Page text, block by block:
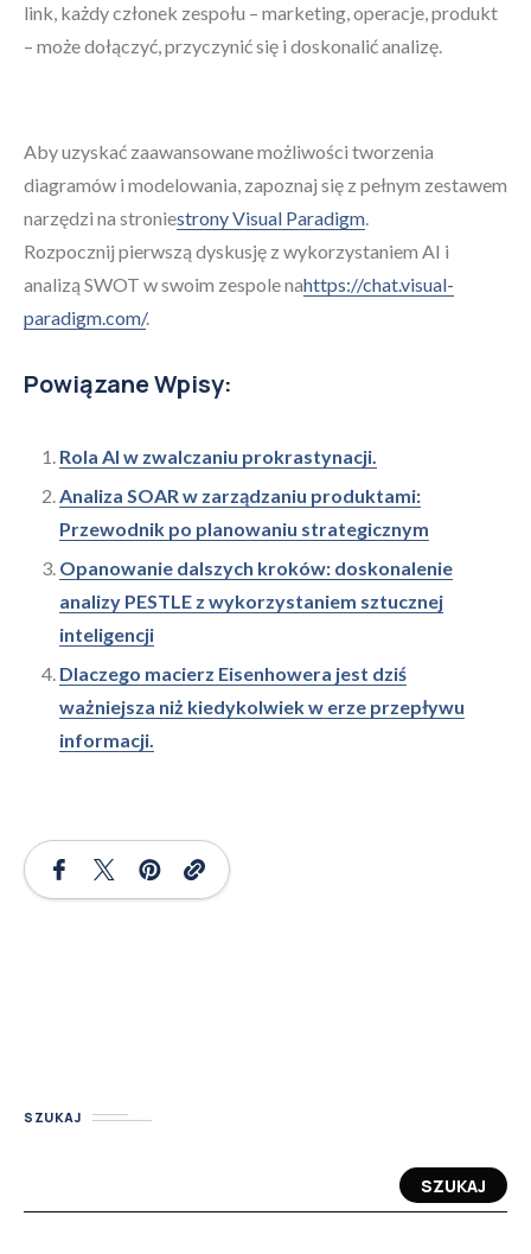
link, każdy członek zespołu – marketing, operacje, produkt
– może dołączyć, przyczynić się i doskonalić analizę.
Aby uzyskać zaawansowane możliwości tworzenia
diagramów i modelowania, zapoznaj się z pełnym zestawem
narzędzi na stroniestrony Visual Paradigm.
Rozpocznij pierwszą dyskusję z wykorzystaniem AI i
analizą SWOT w swoim zespole nahttps://chat.visual-
paradigm.com/.
Powiązane Wpisy:
Rola AI w zwalczaniu prokrastynacji.
Analiza SOAR w zarządzaniu produktami:
Przewodnik po planowaniu strategicznym
Opanowanie dalszych kroków: doskonalenie
analizy PESTLE z wykorzystaniem sztucznej
inteligencji
Dlaczego macierz Eisenhowera jest dziś
ważniejsza niż kiedykolwiek w erze przepływu
informacji.
SZUKAJ
SZUKAJ